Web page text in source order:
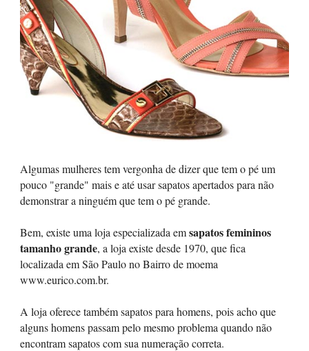
Algumas mulheres tem vergonha de dizer que tem o pé um
pouco "grande" mais e até usar sapatos apertados para não
demonstrar a ninguém que tem o pé grande.
Bem, existe uma loja especializada emsapatos femininos
tamanho grande, a loja existe desde 1970, que fica
localizada em São Paulo no Bairro de moema
www.eurico.com.br.
A loja oferece também sapatos para homens, pois acho que
alguns homens passam pelo mesmo problema quando não
encontram sapatos com sua numeração correta.